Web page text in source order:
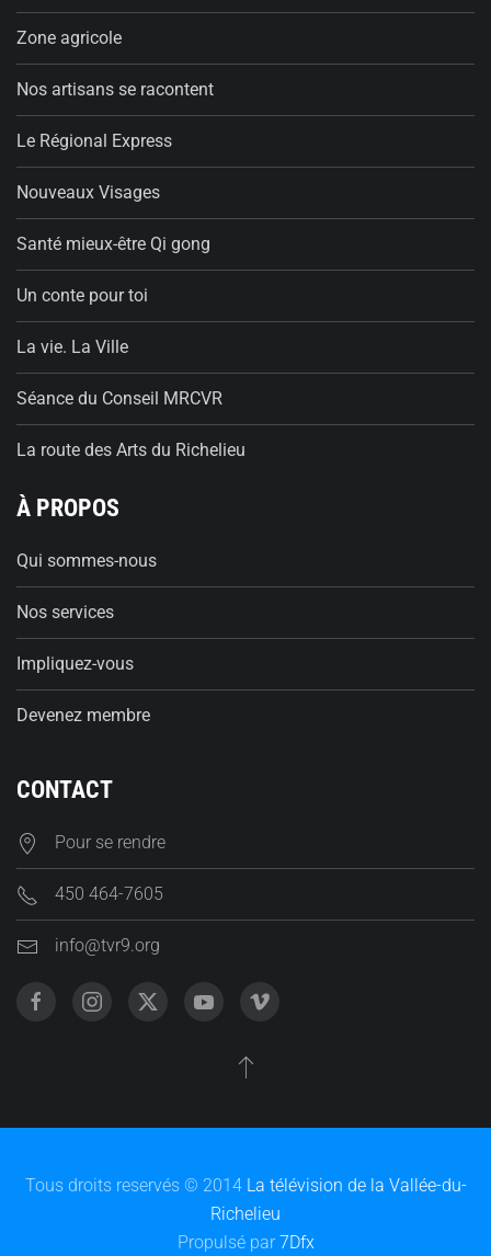
Zone agricole
Nos artisans se racontent
Le Régional Express
Nouveaux Visages
Santé mieux-être Qi gong
Un conte pour toi
La vie. La Ville
Séance du Conseil MRCVR
La route des Arts du Richelieu
À PROPOS
Qui sommes-nous
Nos services
Impliquez-vous
Devenez membre
CONTACT
Pour se rendre
450 464-7605
info@tvr9.org
Tous droits reservés © 2014 La télévision de la Vallée-du-
Richelieu
Propulsé par 7Dfx